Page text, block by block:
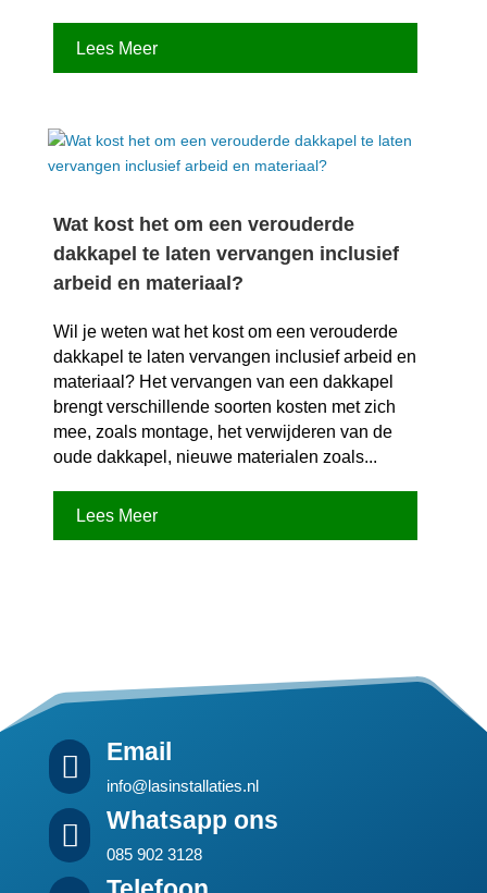
Lees Meer
Wat kost het om een verouderde
dakkapel te laten vervangen inclusief
arbeid en materiaal?
Wil je weten wat het kost om een verouderde
dakkapel te laten vervangen inclusief arbeid en
materiaal? Het vervangen van een dakkapel
brengt verschillende soorten kosten met zich
mee, zoals montage, het verwijderen van de
oude dakkapel, nieuwe materialen zoals...
Lees Meer
 Email
info@lasinstallaties.nl
 Whatsapp ons
085 902 3128